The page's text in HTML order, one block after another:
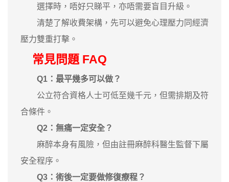
選擇時，唔好只睇平，亦唔需要盲目升級。
清楚了解收費架構，先可以避免心理壓力同經濟
壓力雙重打擊。
常見問題 FAQ
Q1：最平幾多可以做？
公立符合資格人士可低至幾千元，但需排期及符
合條件。
Q2：無痛一定安全？
麻醉本身有風險，但由註冊麻醉科醫生監督下屬
安全程序。
Q3：術後一定要做修復療程？